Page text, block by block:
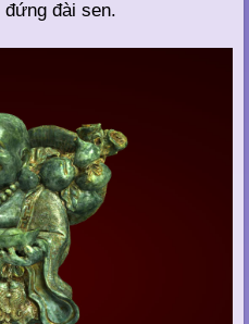
đứng đài sen.